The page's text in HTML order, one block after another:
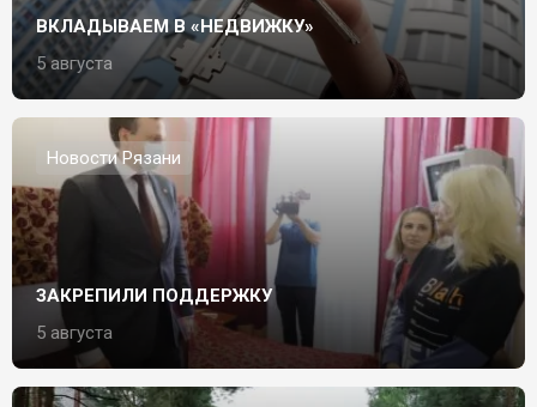
ВКЛАДЫВАЕМ В «НЕДВИЖКУ»
5 августа
Новости Рязани
ЗАКРЕПИЛИ ПОДДЕРЖКУ
5 августа